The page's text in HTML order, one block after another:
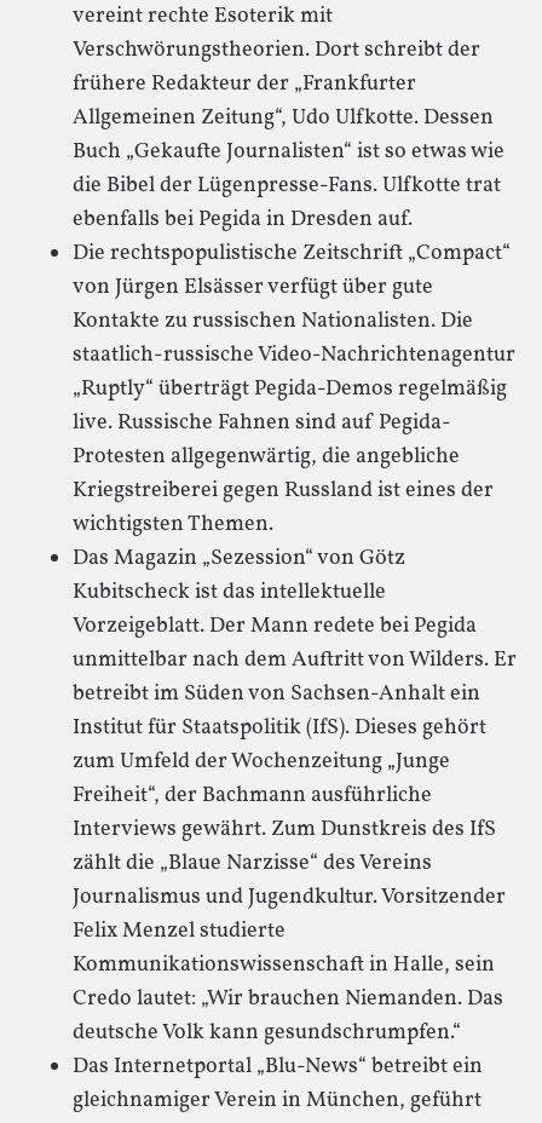
vereint rechte Esoterik mit
Verschwörungstheorien. Dort schreibt der
frühere Redakteur der „Frankfurter
Allgemeinen Zeitung“, Udo Ulfkotte. Dessen
Buch „Gekaufte Journalisten“ ist so etwas wie
die Bibel der Lügenpresse-Fans. Ulfkotte trat
ebenfalls bei Pegida in Dresden auf.
Die rechtspopulistische Zeitschrift „Compact“
von Jürgen Elsässer verfügt über gute
Kontakte zu russischen Nationalisten. Die
staatlich-russische Video-Nachrichtenagentur
„Ruptly“ überträgt Pegida-Demos regelmäßig
live. Russische Fahnen sind auf Pegida-
Protesten allgegenwärtig, die angebliche
Kriegstreiberei gegen Russland ist eines der
wichtigsten Themen.
Das Magazin „Sezession“ von Götz
Kubitscheck ist das intellektuelle
Vorzeigeblatt. Der Mann redete bei Pegida
unmittelbar nach dem Auftritt von Wilders. Er
betreibt im Süden von Sachsen-Anhalt ein
Institut für Staatspolitik (IfS). Dieses gehört
zum Umfeld der Wochenzeitung „Junge
Freiheit“, der Bachmann ausführliche
Interviews gewährt. Zum Dunstkreis des IfS
zählt die „Blaue Narzisse“ des Vereins
Journalismus und Jugendkultur. Vorsitzender
Felix Menzel studierte
Kommunikationswissenschaft in Halle, sein
Credo lautet: „Wir brauchen Niemanden. Das
deutsche Volk kann gesundschrumpfen.“
Das Internetportal „Blu-News“ betreibt ein
gleichnamiger Verein in München, geführt